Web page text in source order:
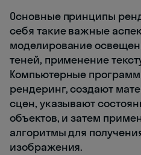
Основные принципы
себя такие важные
моделирование
теней, применение
Компьютерные
рендеринг, создают
сцен, указывают
объектов, и затем
алгоритмы для
изображения.